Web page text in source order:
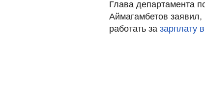
Глава департамента
Аймагамбетов заявил,
работать за зарплату